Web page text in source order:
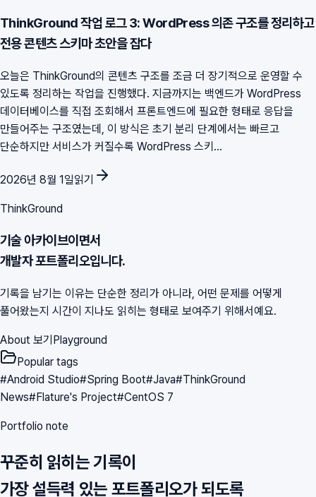
ThinkGround 작업 로그 3: WordPress 의존 구조를 정리하고
전용 콘텐츠 스키마 초안을 잡다
오늘은 ThinkGround의 콘텐츠 구조를 조금 더 장기적으로 운영할 수
있도록 정리하는 작업을 진행했다. 지금까지는 백엔드가 WordPress
데이터베이스를 직접 조회해서 프론트엔드에 필요한 형태로 응답을
만들어주는 구조였는데, 이 방식은 초기 분리 단계에서는 빠르고
단순하지만 서비스가 커질수록 WordPress 스키...
2026년 8월 1일읽기
ThinkGround
기술 아카이브이면서
개발자 포트폴리오입니다.
기록을 남기는 이유는 단순한 정리가 아니라, 어떤 문제를 어떻게
풀어왔는지 시간이 지나도 읽히는 형태로 보여주기 위해서예요.
About 보기Playground
Popular tags
#Android Studio#Spring Boot#Java#ThinkGround
News#Flature's Project#CentOS 7
Portfolio note
꾸준히 읽히는 기록이
가장 설득력 있는 포트폴리오가 되도록